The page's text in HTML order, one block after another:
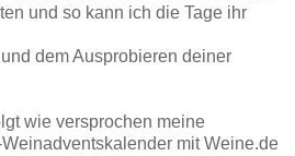
und so kann ich die Tage ihr
dem Ausprobieren deiner
wie versprochen meine
mit Weine.de